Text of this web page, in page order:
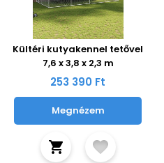
Kültéri kutyakennel tetővel
7,6 x 3,8 x 2,3 m
253 390 Ft
Megnézem